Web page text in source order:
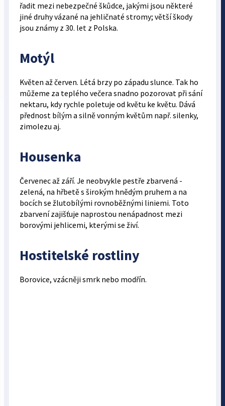
řadit mezi nebezpečné škůdce, jakými jsou některé
jiné druhy vázané na jehličnaté stromy; větší škody
jsou známy z 30. let z Polska.
Motýl
Květen až červen. Létá brzy po západu slunce. Tak ho
můžeme za teplého večera snadno pozorovat při sání
nektaru, kdy rychle poletuje od květu ke květu. Dává
přednost bílým a silně vonným květům např. silenky,
zimolezu aj.
Housenka
Červenec až září. Je neobvykle pestře zbarvená -
zelená, na hřbetě s širokým hnědým pruhem a na
bocích se žlutobílými rovnoběžnými liniemi. Toto
zbarvení zajišťuje naprostou nenápadnost mezi
borovými jehlicemi, kterými se živí.
Hostitelské rostliny
Borovice, vzácněji smrk nebo modřín.